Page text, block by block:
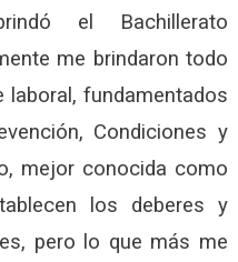
el Bachillerato
me brindaron todo
laboral, fundamentados
Condiciones y
mejor conocida como
los deberes y
pero lo que más me